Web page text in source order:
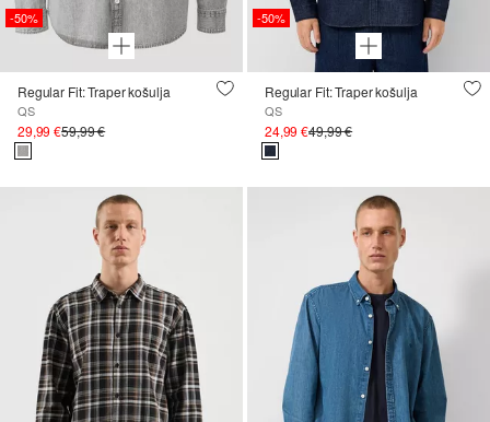
-50%
Regular Fit: Traper košulja
QS
29,99 €59,99 €
-50%
Regular Fit: Traper košulja
QS
24,99 €49,99 €